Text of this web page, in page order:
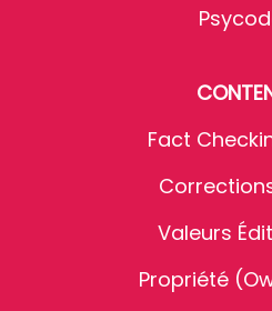
Fact
Valeurs
Propriété